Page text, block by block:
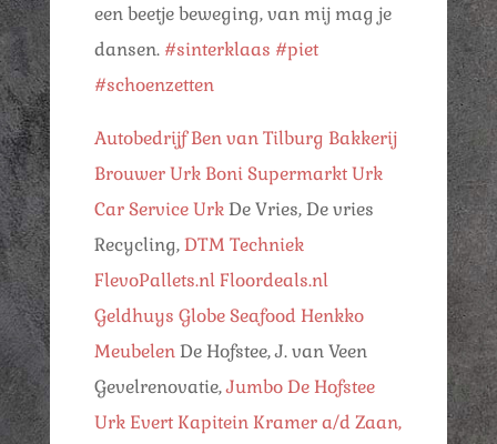
een beetje beweging, van mij mag je
dansen. #sinterklaas #piet
#schoenzetten
Autobedrijf Ben van Tilburg Bakkerij
Brouwer Urk Boni Supermarkt Urk
Car Service UrkDe Vries, De vries
Recycling,DTM Techniek
FlevoPallets.nl Floordeals.nl
Geldhuys Globe Seafood Henkko
MeubelenDe Hofstee, J. van Veen
Gevelrenovatie,Jumbo De Hofstee
Urk Evert Kapitein Kramer a/d Zaan,